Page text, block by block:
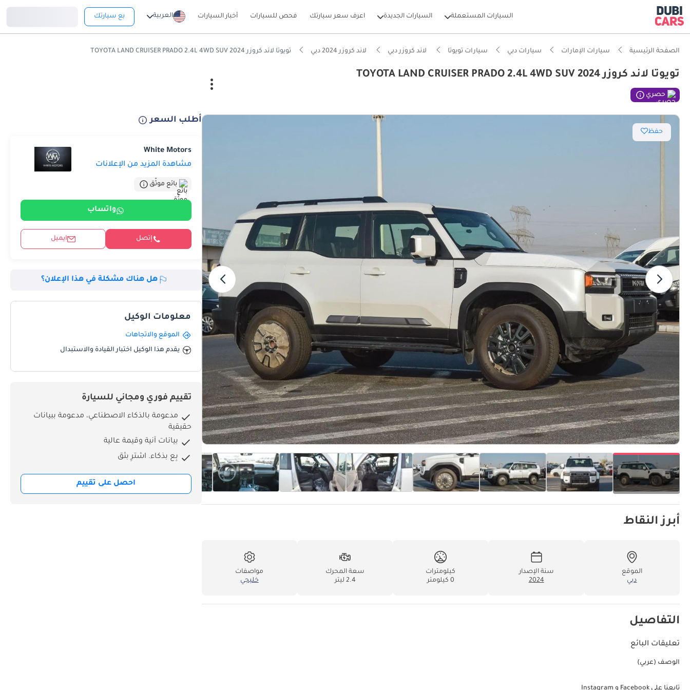
السيارات المستعملة السيارات الجديدة اعرف سعر سيارتك فحص للسيارات أخبار السيارات العربية بع سيارتك
الصفحة الرئيسية سيارات الإمارات سيارات دبي سيارات تويوتا لاند كروزر دبي لاند كروزر 2024 دبي تويوتا لاند كروزر TOYOTA LAND CRUISER PRADO 2.4L 4WD SUV 2024
تويوتا لاند كروزر TOYOTA LAND CRUISER PRADO 2.4L 4WD SUV 2024
حصري
حفظ
أبرز النقاط
الموقع
دبي
سنة الإصدار
2024
كيلومترات
0 كيلومتر
سعة المحرك
2.4 ليتر
مواصفات
خليجي
التفاصيل
تعليقات البائع
الوصف (عربي)
تابعنا على Facebook و Instagram
أطلب السعر
White Motors
مشاهدة المزيد من الإعلانات
بائع موثّق
واتساب
إتصل ايميل
هل هناك مشكلة في هذا الإعلان؟
معلومات الوكيل
الموقع والاتجاهات
يقدم هذا الوكيل اختبار القيادة والاستبدال
تقييم فوري ومجاني للسيارة
مدعومة بالذكاء الاصطناعي، مدعومة ببيانات
حقيقية
بيانات آنية وقيمة عالية
بِع بذكاء. اشترِ بثق
احصل على تقييم